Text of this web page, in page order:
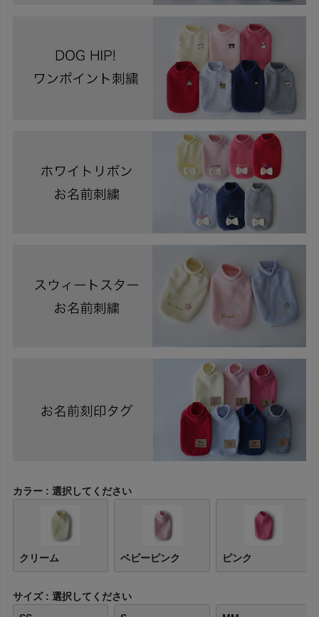
カラー 選択してください
クリーム ベビーピンク ピンク
サイズ
選択してください